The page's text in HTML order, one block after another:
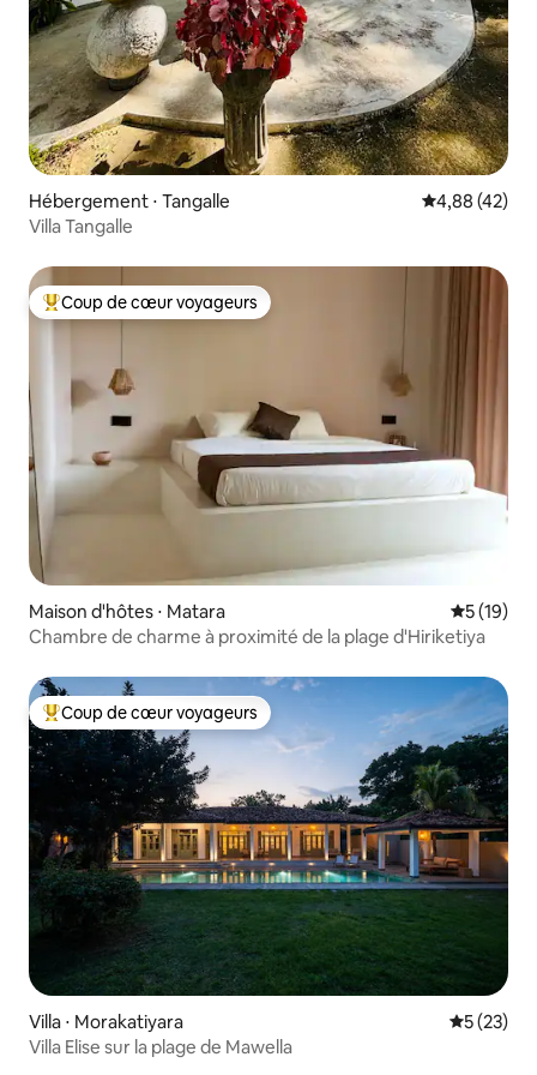
Hébergement ⋅ Tangalle Évaluation
4,88 (42)
Villa Tangalle
Coups de cœur voyageurs les plus appréciés
Coup de cœur voyageurs
Maison d'hôtes ⋅ Matara
5 (19)
Chambre de charme à proximité de la plage d'Hiriketiya
Coups de cœur voyageurs les plus appréciés
Coup de cœur voyageurs
Villa ⋅ Morakatiyara
5 (23)
Villa Elise sur la plage de Mawella